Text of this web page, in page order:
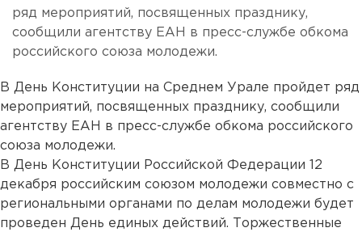
ряд мероприятий, посвященных празднику,
сообщили агентству ЕАН в пресс-службе обкома
российского союза молодежи.
В День Конституции на Среднем Урале пройдет ряд
мероприятий, посвященных празднику, сообщили
агентству ЕАН в пресс-службе обкома российского
союза молодежи.
В День Конституции Российской Федерации 12
декабря российским союзом молодежи совместно с
региональными органами по делам молодежи будет
проведен День единых действий. Торжественные